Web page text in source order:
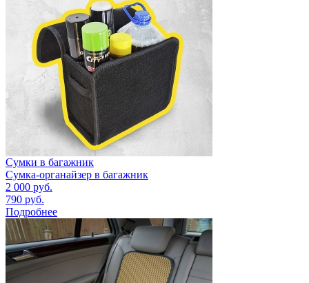
Сумки в багажник
Сумка-органайзер в багажник
2 000 руб.
790 руб.
Подробнее